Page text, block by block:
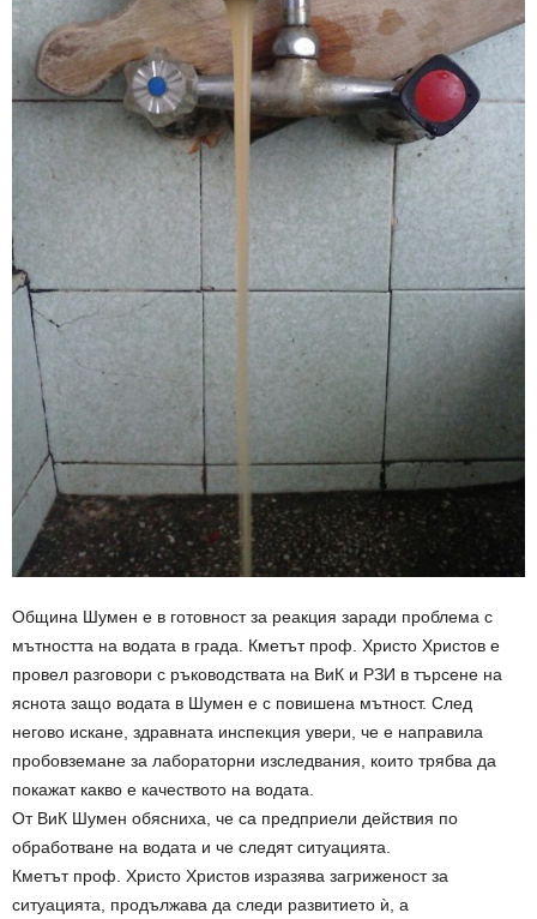
Община Шумен е в готовност за реакция заради проблема с
мътността на водата в града. Кметът проф. Христо Христов e
провел разговори с ръководствата на ВиК и РЗИ в търсене на
яснота защо водата в Шумен е с повишена мътност. След
негово искане, здравната инспекция увери, че е направила
пробовземане за лабораторни изследвания, които трябва да
покажат какво е качеството на водата.
От ВиК Шумен обясниха, че са предприели действия по
обработване на водата и че следят ситуацията.
Кметът проф. Христо Христов изразява загриженост за
ситуацията, продължава да следи развитието ѝ, а